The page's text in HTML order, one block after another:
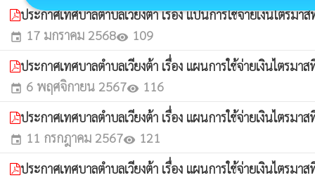
ประกาศเทศบาลตำบลเวียงต้า เรื่อง แปนการใช้จ่ายเงินไต
event 17 มกราคม 2568visibility 109
ประกาศเทศบาลตำบลเวียงต้า เรื่อง แผนการใช้จ่ายเงินไต
event 6 พฤศจิกายน 2567visibility 116
ประกาศเทศบาลตำบลเวียงต้า เรื่อง แผนการใช้จ่ายเงินไต
event 11 กรกฎาคม 2567visibility 121
ประกาศเทศบาลตำบลเวียงต้า เรื่อง แผนการใช้จ่ายเงินไต